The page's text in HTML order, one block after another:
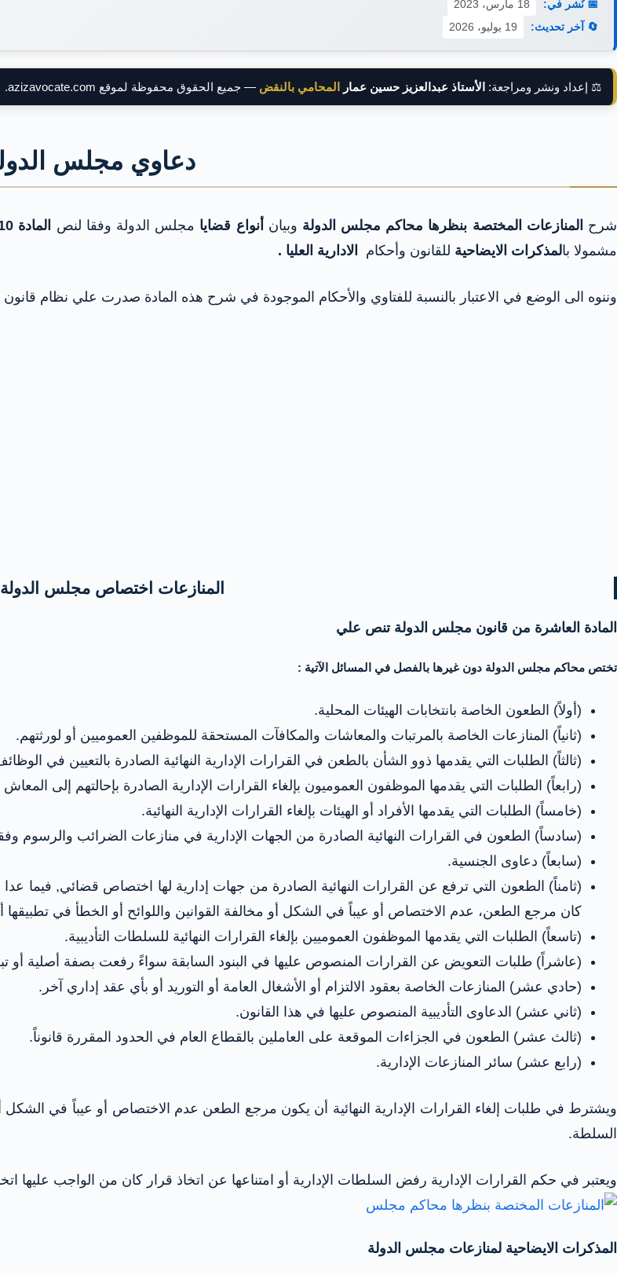
📅 نُشر في:
18 مارس، 2023
🔄 آخر تحديث:
19 يوليو، 2026
⚖️ إعداد ونشر ومراجعة: الأستاذ عبدالعزيز حسين عمار المحامي بالنقض — جميع الحقوق محفوظة لموقع azizavocate.com.
دعاوي مجلس
شرح المنازعات المختصة بنظرها محاكم مجلس الدولة وبيان أنواع قضايا مجلس الدولة وفقا لنص المادة 10
مشمولا بالمذكرات الايضاحية للقانون وأحكام الادارية العليا .
وننوه الى الوضع في الاعتبار بالنسبة للفتاوي والأحكام الموجودة في شرح هذه المادة صدرت علي نظام قانون
المنازعات اختصاص مجلس الدولة
المادة العاشرة من قانون مجلس الدولة تنص علي
تختص محاكم مجلس الدولة دون غيرها بالفصل في المسائل الآتية :
(أولاً) الطعون الخاصة بانتخابات الهيئات المحلية.
(ثانياً) المنازعات الخاصة بالمرتبات والمعاشات والمكافآت المستحقة للموظفين العموميين أو لورثتهم.
(ثالثاً) الطلبات التي يقدمها ذوو الشأن بالطعن في القرارات الإدارية النهائية الصادرة بالتعيين في
(رابعاً) الطلبات التي يقدمها الموظفون العموميون بإلغاء القرارات الإدارية الصادرة بإحالتهم إلى
(خامساً) الطلبات التي يقدمها الأفراد أو الهيئات بإلغاء القرارات الإدارية النهائية.
(سادساً) الطعون في القرارات النهائية الصادرة من الجهات الإدارية في منازعات الضرائب والرسوم
(سابعاً) دعاوى الجنسية.
(ثامناً) الطعون التي ترفع عن القرارات النهائية الصادرة من جهات إدارية لها اختصاص قضائي, فيما
كان مرجع الطعن، عدم الاختصاص أو عيباً في الشكل أو مخالفة القوانين واللوائح أو الخطأ في تطبيقها أو
(تاسعاً) الطلبات التي يقدمها الموظفون العموميين بإلغاء القرارات النهائية للسلطات التأديبية.
(عاشراً) طلبات التعويض عن القرارات المنصوص عليها في البنود السابقة سواءً رفعت بصفة أصلية أو
(حادي عشر) المنازعات الخاصة بعقود الالتزام أو الأشغال العامة أو التوريد أو بأي عقد إداري آخر.
(ثاني عشر) الدعاوى التأديبية المنصوص عليها في هذا القانون.
(ثالث عشر) الطعون في الجزاءات الموقعة على العاملين بالقطاع العام في الحدود المقررة قانوناً.
(رابع عشر) سائر المنازعات الإدارية.
ويشترط في طلبات إلغاء القرارات الإدارية النهائية أن يكون مرجع الطعن عدم الاختصاص أو عيباً في الشكل أو
السلطة.
ويعتبر في حكم القرارات الإدارية رفض السلطات الإدارية أو امتناعها عن اتخاذ قرار كان من الواجب عليها
المذكرات الايضاحية لمنازعات مجلس الدولة